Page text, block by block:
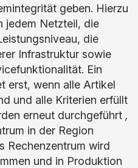
geben. Hierzu
jedem Netzteil, die
die
Infrastruktur sowie
Ein
erst, wenn alle Artikel
und alle Kriterien erfüllt
erneut durchgeführt ,
in der Region
Rechenzentrum wird
und in Produktion